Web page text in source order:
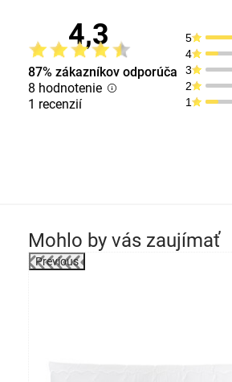
4,3
87% zákazníkov odporúča
8 hodnotenie
1 recenzií
5
4
3
2
1
Mohlo by vás zaujímať
Previous